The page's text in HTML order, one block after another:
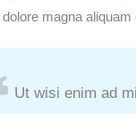
dolore magna
Ut wisi enim ad